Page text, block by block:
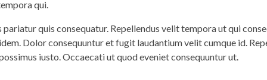
qui.
quis consequatur. Repellendus velit tempora ut qui
Dolor consequuntur et fugit laudantium velit cumque id.
iusto. Occaecati ut quod eveniet consequuntur ut.